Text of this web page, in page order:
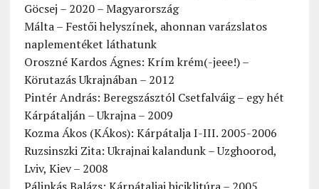
Göcsej – 2020 – Magyarország
Málta – Festői helyszínek, ahonnan varázslatos
naplementéket láthatunk
Oroszné Kardos Ágnes: Krím krém(-jeee!) –
Körutazás Ukrajnában – 2012
Pintér András: Beregszásztól Csetfalváig – egy hét
Kárpátalján – Ukrajna – 2009
Kozma Ákos (KÁkos): Kárpátalja I-III. 2005-2006
Ruzsinszki Zita: Ukrajnai kalandunk – Uzghoorod,
Lviv, Kiev – 2008